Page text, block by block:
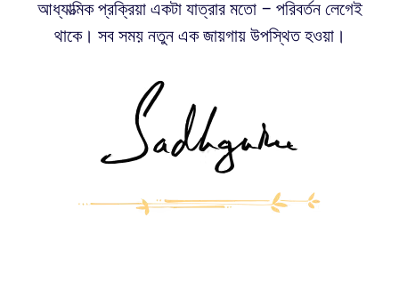
আধ্যাত্মিক প্রক্রিয়া একটা যাত্রার মতো – পরিবর্তন লেগেই
থাকে। সব সময় নতুন এক জায়গায় উপস্থিত হওয়া।